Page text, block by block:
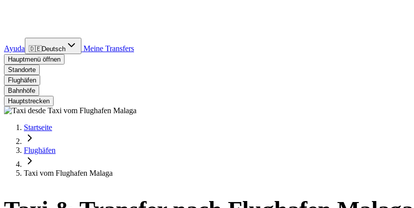
Ayuda 🇩🇪Deutsch Meine Transfers
Hauptmenü öffnen
Standorte
Flughäfen
Bahnhöfe
Hauptstrecken
Startseite
Flughäfen
Taxi vom Flughafen Malaga